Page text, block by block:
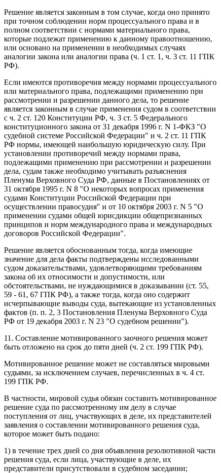
Решение является законным в том случае, когда оно принято
при точном соблюдении норм процессуального права и в
полном соответствии с нормами материального права,
которые подлежат применению к данному правоотношению,
или основано на применении в необходимых случаях
аналогии закона или аналогии права (ч. 1 ст. 1, ч. 3 ст. 11 ГПК
РФ).
Если имеются противоречия между нормами процессуального
или материального права, подлежащими применению при
рассмотрении и разрешении данного дела, то решение
является законным в случае применения судом в соответствии
с ч. 2 ст. 120 Конституции РФ, ч. 3 ст. 5 Федерального
конституционного закона от 31 декабря 1996 г. N 1-ФКЗ "О
судебной системе Российской Федерации" и ч. 2 ст. 11 ГПК
РФ нормы, имеющей наибольшую юридическую силу. При
установлении противоречий между нормами права,
подлежащими применению при рассмотрении и разрешении
дела, судам также необходимо учитывать разъяснения
Пленума Верховного Суда РФ, данные в Постановлениях от
31 октября 1995 г. N 8 "О некоторых вопросах применения
судами Конституции Российской Федерации при
осуществлении правосудия" и от 10 октября 2003 г. N 5 "О
применении судами общей юрисдикции общепризнанных
принципов и норм международного права и международных
договоров Российской Федерации".
Решение является обоснованным тогда, когда имеющие
значение для дела факты подтверждены исследованными
судом доказательствами, удовлетворяющими требованиям
закона об их относимости и допустимости, или
обстоятельствами, не нуждающимися в доказывании (ст. 55,
59 - 61, 67 ГПК РФ), а также тогда, когда оно содержит
исчерпывающие выводы суда, вытекающие из установленных
фактов (п. п. 2, 3 Постановления Пленума Верховного Суда
РФ от 19 декабря 2003 г. N 23 "О судебном решении").
11. Составление мотивированного заочного решения может
быть отложено на срок до пяти дней (ч. 2 ст. 199 ГПК РФ).
Мотивированное решение может не составляться мировыми
судьями, за исключением случаев, перечисленных в ч. 4 ст.
199 ГПК РФ.
В частности, мировой судья обязан составить мотивированное
решение суда по рассмотренному им делу в случае
поступления от лиц, участвующих в деле, их представителей
заявления о составлении мотивированного решения суда,
которое может быть подано:
1) в течение трех дней со дня объявления резолютивной части
решения суда, если лица, участвующие в деле, их
представители присутствовали в судебном заседании;